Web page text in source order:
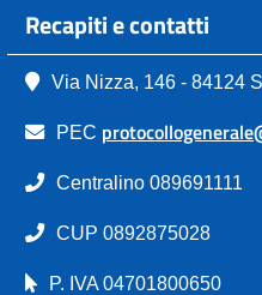
Recapiti e contatti
Via Nizza, 146 - 84124
PEC
Centralino 089691111
CUP 0892875028
P. IVA 04701800650